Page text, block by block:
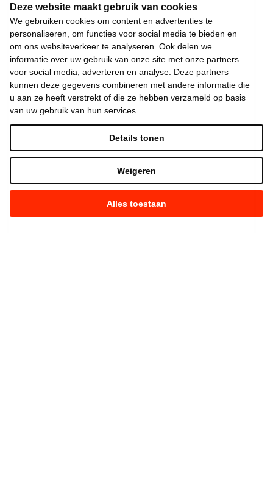
Deze website maakt gebruik van cookies
We gebruiken cookies om content en advertenties te
personaliseren, om functies voor social media te bieden en
om ons websiteverkeer te analyseren. Ook delen we
informatie over uw gebruik van onze site met onze partners
voor social media, adverteren en analyse. Deze partners
kunnen deze gegevens combineren met andere informatie die
u aan ze heeft verstrekt of die ze hebben verzameld op basis
van uw gebruik van hun services.
Alles toestaan
Weigeren
Details tonen